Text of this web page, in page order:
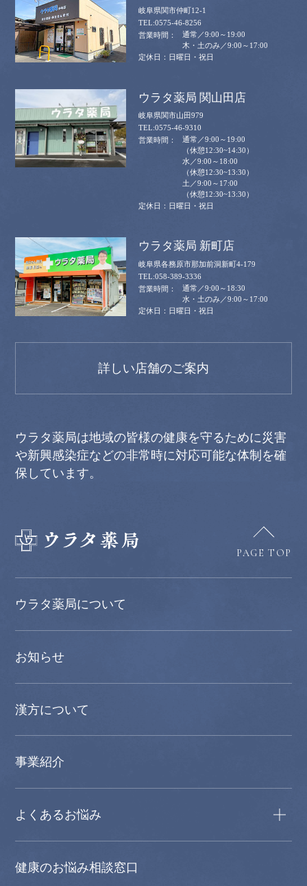
岐阜県関市仲町12-1
0575-46-8256
通常／9:00～19:00
木・土のみ／9:00～17:00
日曜日・祝日
ウラタ薬局 関山田店
岐阜県関市山田979
0575-46-9310
通常／9:00～19:00
（休憩12:30~14:30）
水／9:00～18:00
（休憩12:30~13:30）
土／9:00～17:00
（休憩12:30~13:30）
日曜日・祝日
ウラタ薬局 新町店
岐阜県各務原市那加前洞新町4-179
058-389-3336
通常／9:00～18:30
水・土のみ／9:00～17:00
日曜日・祝日
詳しい店舗のご案内
ウラタ薬局は地域の皆様の健康を守るために災害
や新興感染症などの非常時に対応可能な体制を確
保しています。
PAGE TOP
ウラタ薬局について
お知らせ
漢方について
事業紹介
よくあるお悩み
健康のお悩み相談窓口